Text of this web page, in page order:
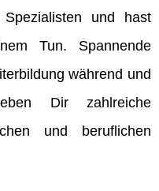
und hast
Tun. Spannende
während und
Dir zahlreiche
und beruflichen